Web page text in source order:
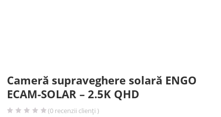
Cameră supraveghere solară ENGO
ECAM-SOLAR – 2.5K QHD
(0 recenzii clienți )